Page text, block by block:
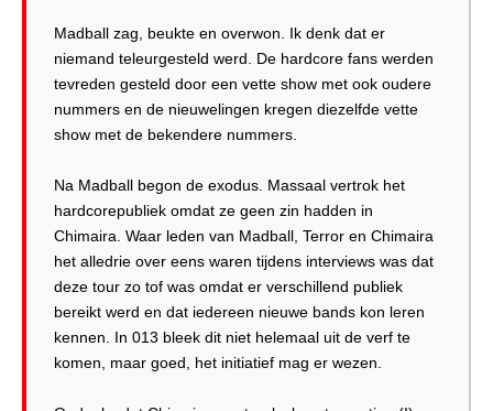
Madball zag, beukte en overwon. Ik denk dat er
niemand teleurgesteld werd. De hardcore fans werden
tevreden gesteld door een vette show met ook oudere
nummers en de nieuwelingen kregen diezelfde vette
show met de bekendere nummers.
Na Madball begon de exodus. Massaal vertrok het
hardcorepubliek omdat ze geen zin hadden in
Chimaira. Waar leden van Madball, Terror en Chimaira
het alledrie over eens waren tijdens interviews was dat
deze tour zo tof was omdat er verschillend publiek
bereikt werd en dat iedereen nieuwe bands kon leren
kennen. In 013 bleek dit niet helemaal uit de verf te
komen, maar goed, het initiatief mag er wezen.